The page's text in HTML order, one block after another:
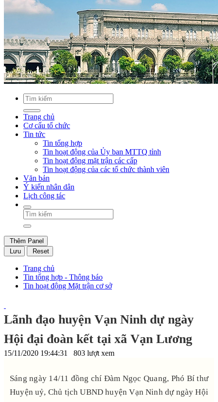
Trang chủ
Cơ cấu tổ chức
Tin tức
Tin tổng hợp
Tin hoạt động của Ủy ban MTTQ tỉnh
Tin hoạt động mặt trận các cấp
Tin hoạt động của các tổ chức thành viên
Văn bản
Ý kiến nhân dân
Lịch công tác
Thêm Panel
Lưu
Reset
Trang chủ
Tin tổng hợp - Thông báo
Tin hoạt động Mặt trận cơ sở
Lãnh đạo huyện Vạn Ninh dự ngày
Hội đại đoàn kết tại xã Vạn Lương
15/11/2020 19:44:31 803 lượt xem
Sáng ngày 14/11 đồng chí Đàm Ngọc Quang, Phó Bí thư
Huyện uỷ, Chủ tịch UBND huyện Vạn Ninh dự ngày Hội